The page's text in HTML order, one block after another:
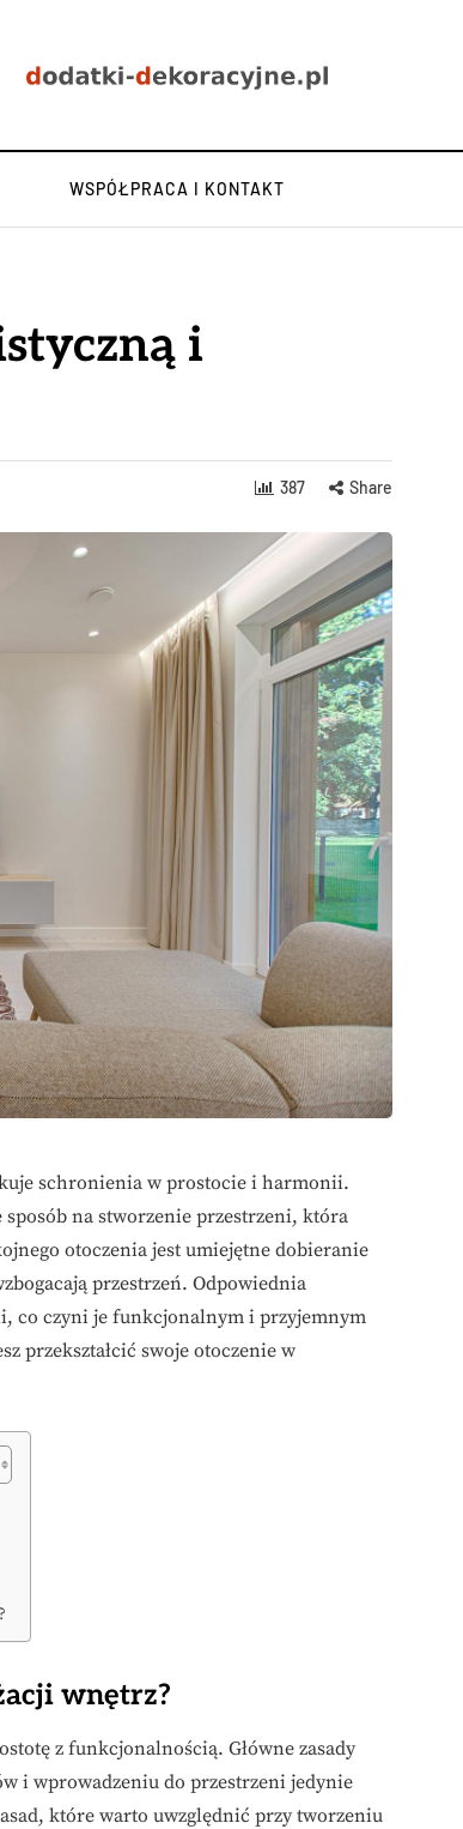
WSPÓŁPRACA I KONTAKT
i
387 Share
schronienia w prostocie i harmonii.
na stworzenie przestrzeni, która
otoczenia jest umiejętne dobieranie
przestrzeń. Odpowiednia
co czyni je funkcjonalnym i przyjemnym
przekształcić swoje otoczenie w
wnętrz?
z funkcjonalnością. Główne zasady
i wprowadzeniu do przestrzeni jedynie
które warto uwzględnić przy tworzeniu